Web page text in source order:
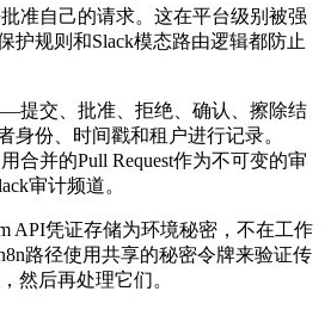
准自己的请求。这在平台级别被强
规则和Slack模态路由逻辑都防止
提交、批准、拒绝、确认、擦除结
份、时间戳和租户进行记录。
合并的Pull Request作为不可变的审
审计频道。
API凭证存储为环境秘密，不在工作
路径使用共享的秘密令牌来验证传
然后再处理它们。